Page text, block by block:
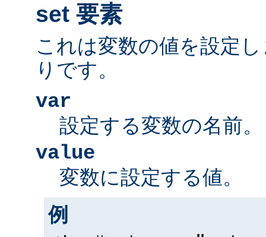
set 要素
これは変数の値を設定
りです。
var
設定する変数の名前。
value
変数に設定する値。
例